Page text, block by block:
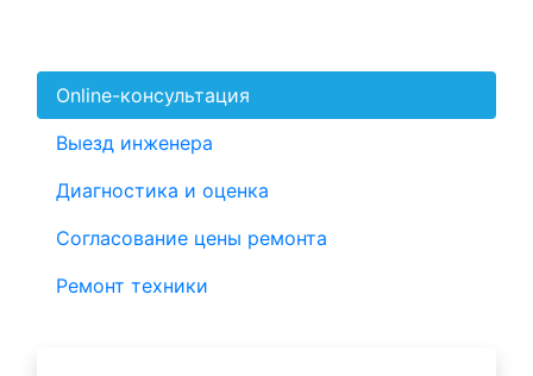
Online-консультация
Выезд инженера
Диагностика и оценка
Согласование цены ремонта
Ремонт техники